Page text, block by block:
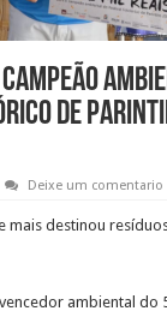
de
Deixe um comentario
mais destinou
ambiental do